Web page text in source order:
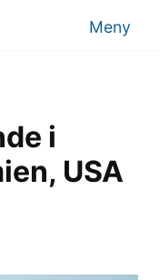
Meny
i
USA